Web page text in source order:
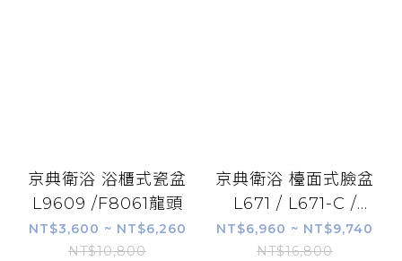
京典衛浴 浴櫃式瓷盆
L9609 /F8061龍頭
NT$3,600 ~ NT$6,260
NT$10,800
京典衛浴 檯面式臉盆
L671 / L671-C /
L671-B
NT$6,960 ~ NT$9,740
NT$16,800